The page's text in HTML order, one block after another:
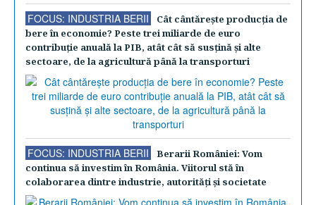
FOCUS: INDUSTRIA BERII
Cât cântăreşte producţia de
bere în economie? Peste trei miliarde de euro
contribuţie anuală la PIB, atât cât să susţină şi alte
sectoare, de la agricultură până la transporturi
FOCUS: INDUSTRIA BERII
Berarii României: Vom
continua să investim în România. Viitorul stă în
colaborarea dintre industrie, autorităţi şi societate